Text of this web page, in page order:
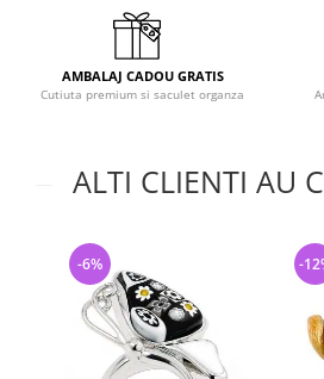
AMBALAJ CADOU GRATIS
Cutiuta premium si saculet organza
ALTI CLIENTI AU
-6% -